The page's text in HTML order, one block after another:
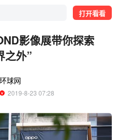
打开看看
影像展带你探索
之外”
环球网
  2019-8-23 07:28